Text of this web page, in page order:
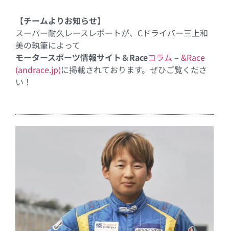
【チームよりお知らせ】
スーパー耐久レースレポートが、 Cドライバー三上和
美の執筆によって
モータースポーツ情報サイト＆Raceコラム – &Race
(andrace.jp)に掲載されております。ぜひご覧くださ
い！